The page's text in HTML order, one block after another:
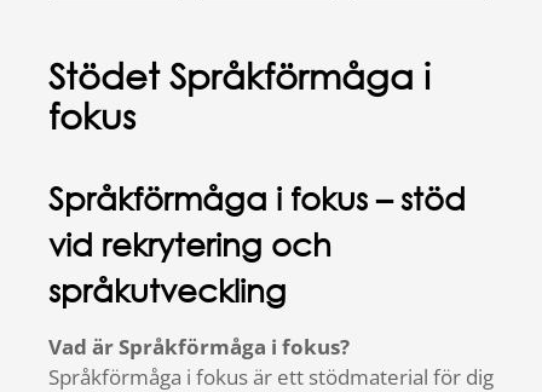
Stödet Språkförmåga i
fokus
Språkförmåga i fokus – stöd
vid rekrytering och
språkutveckling
Vad är Språkförmåga i fokus?
Språkförmåga i fokus är ett stödmaterial för dig